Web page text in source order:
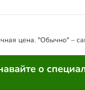
цена. "Обычно" –
о